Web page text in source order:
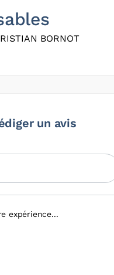
BORNOT
un avis